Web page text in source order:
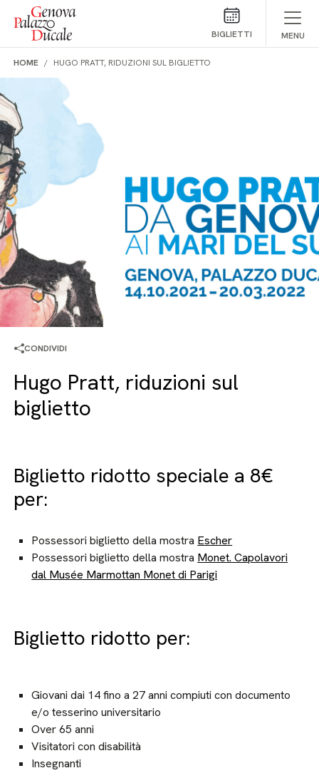
Salta al contenuto
BIGLIETTI MENU
HOME HUGO PRATT, RIDUZIONI SUL BIGLIETTO
CONDIVIDI
Hugo Pratt, riduzioni sul
biglietto
Biglietto ridotto speciale a 8€
per:
Possessori biglietto della mostra Escher
Possessori biglietto della mostra Monet. Capolavori
dal Musée Marmottan Monet di Parigi
Biglietto ridotto per:
Giovani dai 14 fino a 27 anni compiuti con documento
e/o tesserino universitario
Over 65 anni
Visitatori con disabilità
Insegnanti